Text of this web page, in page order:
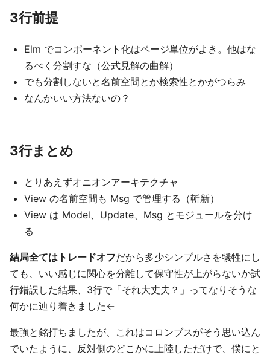
3行前提
Elm でコンポーネント化はページ単位がよき。他はな
るべく分割すな（公式見解の曲解）
でも分割しないと名前空間とか検索性とかがつらみ
なんかいい方法ないの？
3行まとめ
とりあえずオニオンアーキテクチャ
View の名前空間も Msg で管理する（斬新）
View は Model、Update、Msg とモジュールを分け
る
結局全てはトレードオフだから多少シンプルさを犠牲にし
ても、いい感じに関心を分離して保守性が上がらないか試
行錯誤した結果、3行で「それ大丈夫？」ってなりそうな
何かに辿り着きました←
最強と銘打ちましたが、これはコロンブスがそう思い込ん
でいたように、反対側のどこかに上陸しただけで、僕にと